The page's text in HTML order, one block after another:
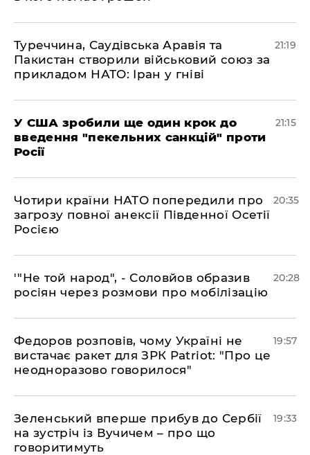
​Туреччина, Саудівська Аравія та
Пакистан створили військовий союз за
прикладом НАТО: Іран у гніві
21:19
​У США зробили ще один крок до
введення "пекельних санкцій" проти
Росії
21:15
​Чотири країни НАТО попередили про
загрозу повної анексії Південної Осетії
Росією
20:35
​'"Не той народ", - Соловйов образив
росіян через розмови про мобілізацію
20:28
​Федоров розповів, чому Україні не
вистачає ракет для ЗРК Patriot: "Про це
неодноразово говорилося"
19:57
​Зеленський вперше прибув до Сербії
на зустріч із Вучичем – про що
говоритимуть
19:33